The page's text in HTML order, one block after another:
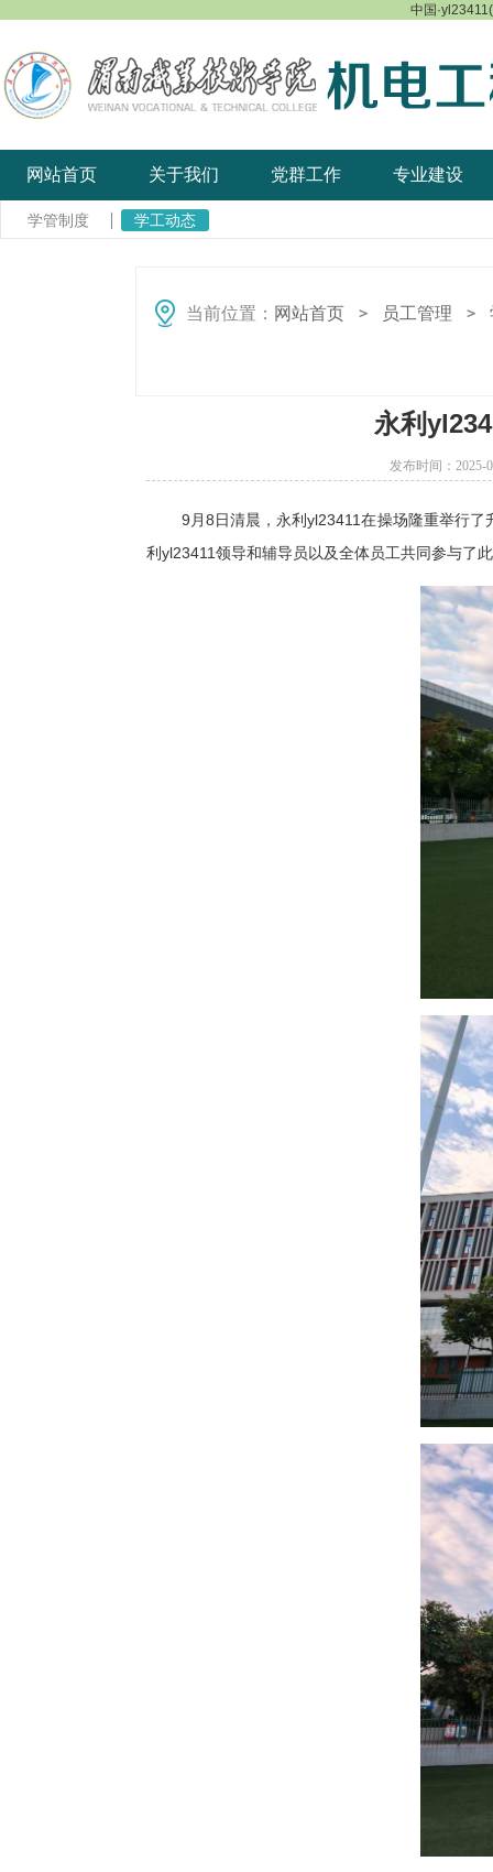
中国
网站首页 关于我们 党群工作 专业建设
学管制度 学工动态
当前位置： 网站首页 ＞ 员工管理 ＞
永利
发布时间：
9月8日清晨，永利yl23411在操场隆重举行
利yl23411领导和辅导员以及全体员工共同参与了